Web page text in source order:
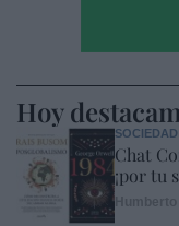
Hoy
SOCIEDAD
Chat
¡por tu